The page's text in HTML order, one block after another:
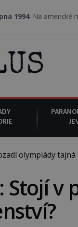
americké městečko
olympiády tajná
Stojí v